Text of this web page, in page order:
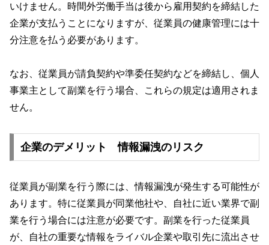
いけません。時間外労働手当は後から雇用契約を締結した
企業が支払うことになりますが、従業員の健康管理には十
分注意を払う必要があります。
なお、従業員が請負契約や準委任契約などを締結し、個人
事業主として副業を行う場合、これらの規定は適用されま
せん。
企業のデメリット 情報漏洩のリスク
従業員が副業を行う際には、情報漏洩が発生する可能性が
あります。特に従業員が同業他社や、自社に近い業界で副
業を行う場合には注意が必要です。副業を行った従業員
が、自社の重要な情報をライバル企業や取引先に流出させ